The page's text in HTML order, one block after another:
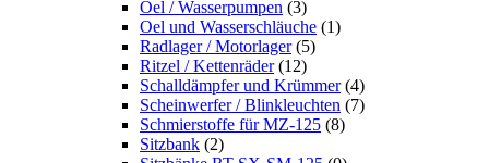
Oel / Wasserpumpen (3)
Oel und Wasserschläuche (1)
Radlager / Motorlager (5)
Ritzel / Kettenräder (12)
Schalldämpfer und Krümmer (4)
Scheinwerfer / Blinkleuchten (7)
Schmierstoffe für MZ-125 (8)
Sitzbank (2)